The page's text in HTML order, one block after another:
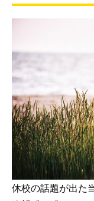
休校の話題が出た